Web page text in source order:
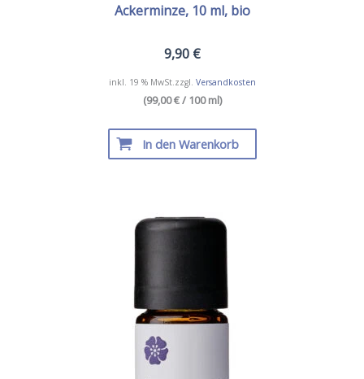
Ackerminze, 10 ml, bio
9,90 €
inkl. 19 % MwSt. zzgl. Versandkosten
(99,00 € / 100 ml)
In den Warenkorb